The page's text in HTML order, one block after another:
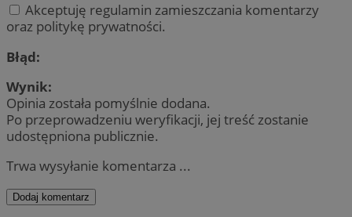
Akceptuję regulamin zamieszczania komentarzy
oraz politykę prywatności.
Błąd:
Wynik:
Opinia została pomyślnie dodana.
Po przeprowadzeniu weryfikacji, jej treść zostanie
udostępniona publicznie.
Trwa wysyłanie komentarza ...
Dodaj komentarz